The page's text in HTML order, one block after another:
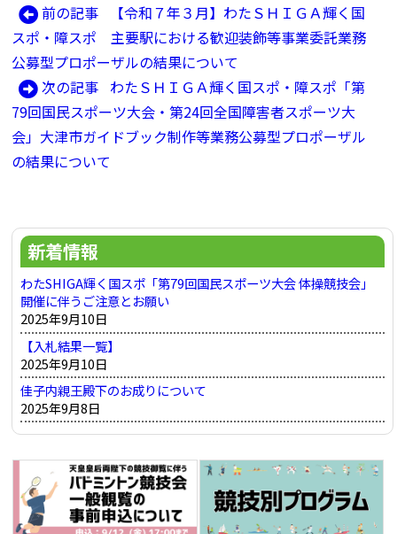
投
稿
ナ
ビ
ゲ
ー
ン
前の記事
前
の
記
事:
【令和７年３月】わたＳＨＩＧＡ輝く国
スポ・障スポ 主要駅における歓迎装飾等事業委託業務
公募型プロポーザルの結果について
次の記事 次
の
記
事:
わたＳＨＩＧＡ輝く国スポ・障スポ「第
79回国民スポーツ大会・第24回全国障害者スポーツ大
会」大津市ガイドブック制作等業務公募型プロポーザル
の結果について
新着情報
わたSHIGA輝く国スポ「第79回国民スポーツ大会 体操競技会」
開催に伴うご注意とお願い
2025年9月10日
【入札結果一覧】
2025年9月10日
佳子内親王殿下のお成りについて
2025年9月8日